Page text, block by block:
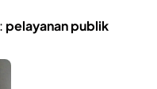
pelayanan publik